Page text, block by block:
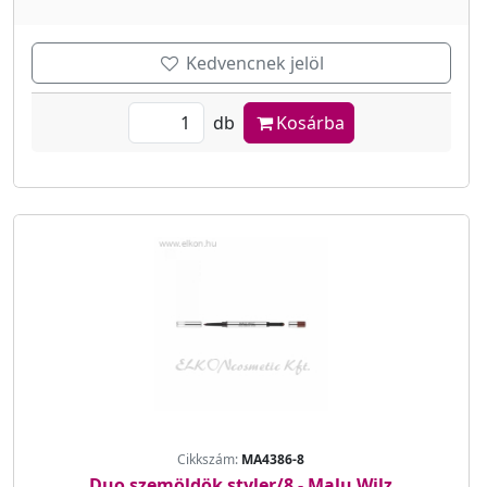
Kedvencnek jelöl
db Kosárba
Cikkszám: MA4386-8